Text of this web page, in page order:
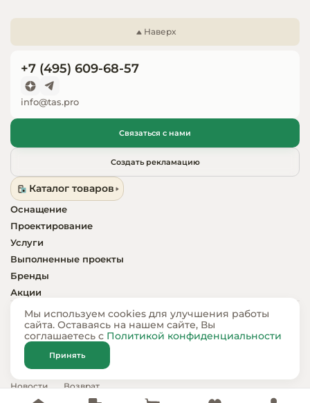
Наверх
+7 (495) 609-68-57
info@tas.pro
Связаться с нами
Создать рекламацию
Каталог товаров
Оснащение
Проектирование
Услуги
Выполненные проекты
Бренды
Акции
Компания
О компании
Карьера
Новости
Покупателям
Оплата
Доставка
Гарантия
Возврат
Мы используем cookies для улучшения работы
сайта. Оставаясь на нашем сайте, Вы
соглашаетесь с Политикой конфиденциальности
Принять